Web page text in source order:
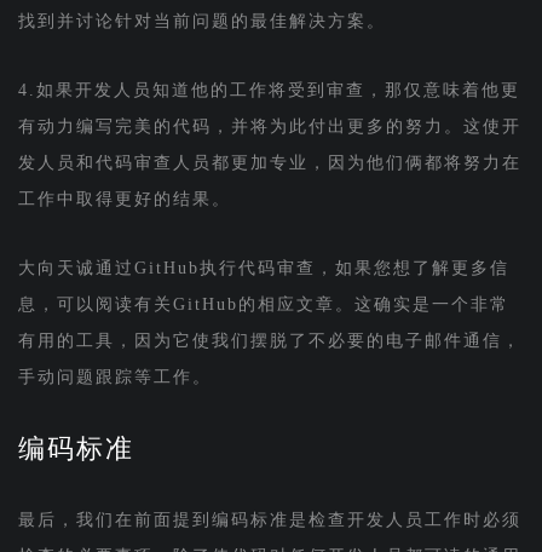
找到并讨论针对当前问题的最佳解决方案。
4.如果开发人员知道他的工作将受到审查，那仅意味着他更
有动力编写完美的代码，并将为此付出更多的努力。这使开
发人员和代码审查人员都更加专业，因为他们俩都将努力在
工作中取得更好的结果。
大向天诚通过GitHub执行代码审查，如果您想了解更多信
息，可以阅读有关GitHub的相应文章。这确实是一个非常
有用的工具，因为它使我们摆脱了不必要的电子邮件通信，
手动问题跟踪等工作。
编码标准
最后，我们在前面提到编码标准是检查开发人员工作时必须